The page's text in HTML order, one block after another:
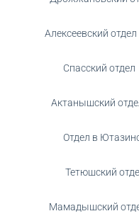
Алексеевский отдел
Спасский отдел
Актанышский
Отдел в
Тетюшский
Мамадышский